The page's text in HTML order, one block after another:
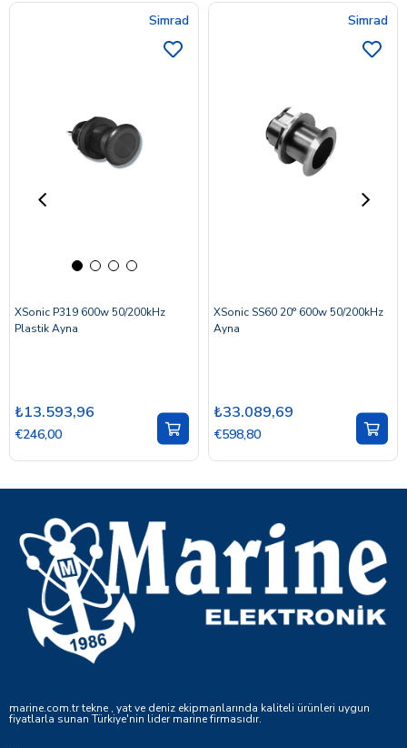
Simrad
XSonic P319 600w 50/200kHz
Plastik Ayna
₺13.593,96
€246,00
Simrad
XSonic SS60 20° 600w 50/200kHz
Ayna
₺33.089,69
€598,80
marine.com.tr tekne , yat ve deniz ekipmanlarında kaliteli ürünleri uygun
fiyatlarla sunan Türkiye'nin lider marine firmasıdır.